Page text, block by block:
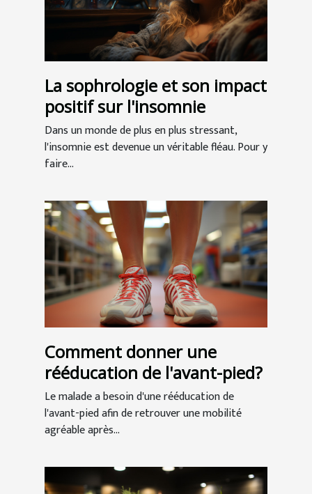
La sophrologie et son impact
positif sur l'insomnie
Dans un monde de plus en plus stressant,
l'insomnie est devenue un véritable fléau. Pour y
faire...
Comment donner une
rééducation de l'avant-pied?
Le malade a besoin d'une rééducation de
l'avant-pied afin de retrouver une mobilité
agréable après...